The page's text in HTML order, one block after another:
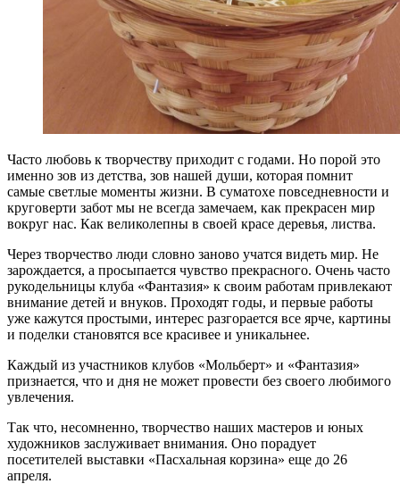
Часто любовь к творчеству приходит с годами. Но порой это
именно зов из детства, зов нашей души, которая помнит
самые светлые моменты жизни. В суматохе повседневности и
круговерти забот мы не всегда замечаем, как прекрасен мир
вокруг нас. Как великолепны в своей красе деревья, листва.
Через творчество люди словно заново учатся видеть мир. Не
зарождается, а просыпается чувство прекрасного. Очень часто
рукодельницы клуба «Фантазия» к своим работам привлекают
внимание детей и внуков. Проходят годы, и первые работы
уже кажутся простыми, интерес разгорается все ярче, картины
и поделки становятся все красивее и уникальнее.
Каждый из участников клубов «Мольберт» и «Фантазия»
признается, что и дня не может провести без своего любимого
увлечения.
Так что, несомненно, творчество наших мастеров и юных
художников заслуживает внимания. Оно порадует
посетителей выставки «Пасхальная корзина» еще до 26
апреля.